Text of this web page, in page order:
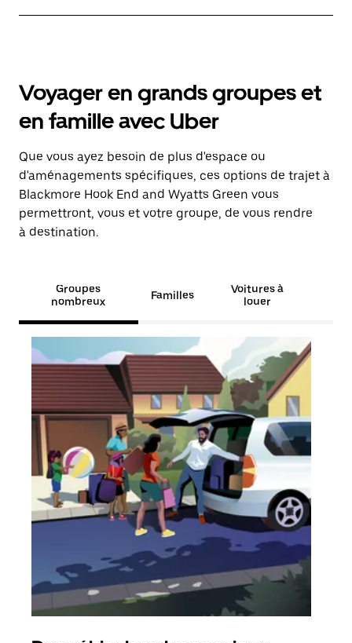
Voyager en grands groupes et
en famille avec Uber
Que vous ayez besoin de plus d'espace ou
d'aménagements spécifiques, ces options de trajet à
Blackmore Hook End and Wyatts Green vous
permettront, vous et votre groupe, de vous rendre
à destination.
Groupes
nombreux
Familles
Voitures à
louer